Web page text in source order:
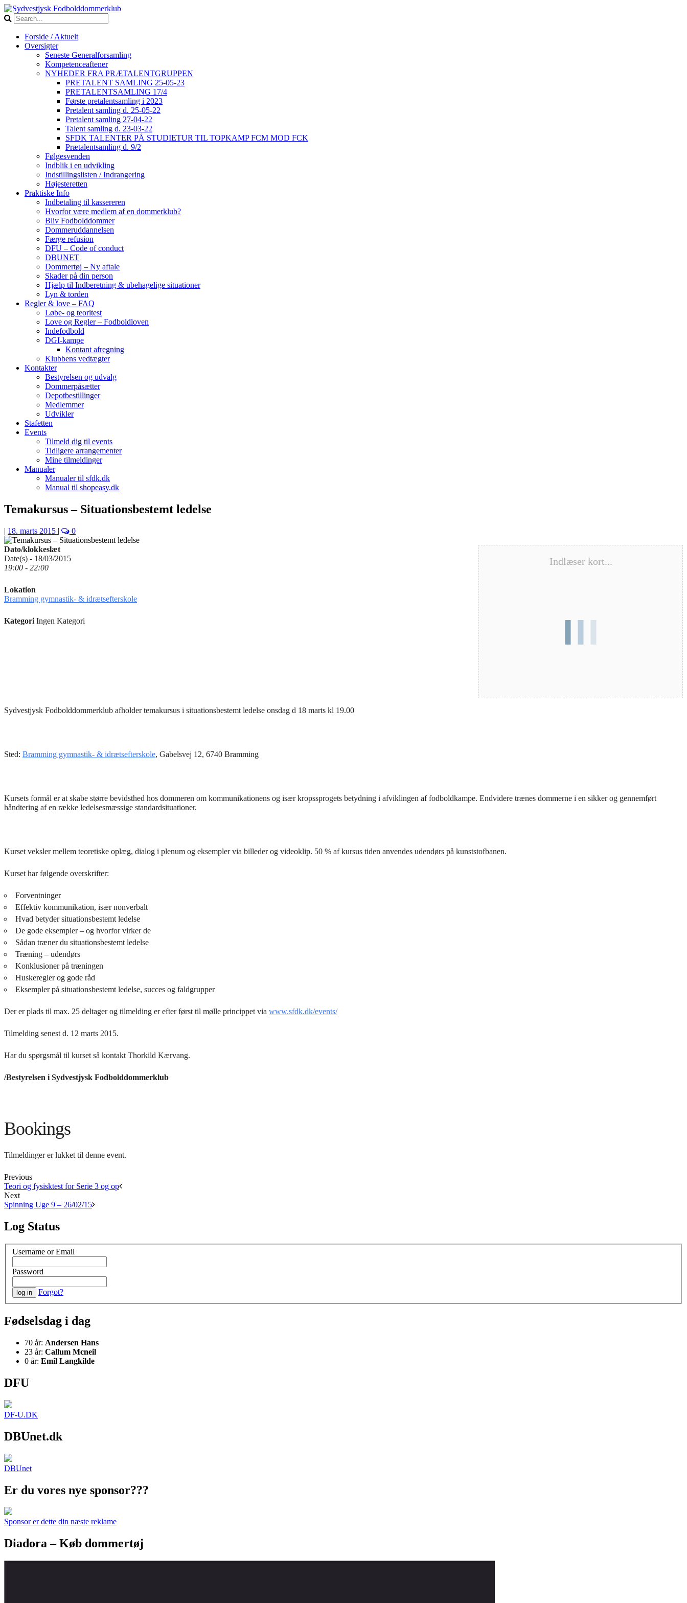
Forside / Aktuelt
Oversigter
Seneste Generalforsamling
Kompetenceaftener
NYHEDER FRA PRÆTALENTGRUPPEN
PRETALENT SAMLING 25-05-23
PRETALENTSAMLING 17/4
Første pretalentsamling i 2023
Pretalent samling d. 25-05-22
Pretalent samling 27-04-22
Talent samling d. 23-03-22
SFDK TALENTER PÅ STUDIETUR TIL TOPKAMP FCM MOD FCK
Prætalentsamling d. 9/2
Følgesvenden
Indblik i en udvikling
Indstillingslisten / Indrangering
Højesteretten
Praktiske Info
Indbetaling til kassereren
Hvorfor være medlem af en dommerklub?
Bliv Fodbolddommer
Dommeruddannelsen
Færge refusion
DFU – Code of conduct
DBUNET
Dommertøj – Ny aftale
Skader på din person
Hjælp til Indberetning & ubehagelige situationer
Lyn & torden
Regler & love – FAQ
Løbe- og teoritest
Love og Regler – Fodboldloven
Indefodbold
DGI-kampe
Kontant afregning
Klubbens vedtægter
Kontakter
Bestyrelsen og udvalg
Dommerpåsætter
Depotbestillinger
Medlemmer
Udvikler
Stafetten
Events
Tilmeld dig til events
Tidligere arrangementer
Mine tilmeldinger
Manualer
Manualer til sfdk.dk
Manual til shopeasy.dk
Temakursus – Situationsbestemt ledelse
| 18. marts 2015 | 0
Indlæser kort...
Dato/klokkeslæt
Date(s) - 18/03/2015
19:00 - 22:00
Lokation
Bramming gymnastik- & idrætsefterskole
Kategori Ingen Kategori
Sydvestjysk Fodbolddommerklub afholder temakursus i situationsbestemt ledelse onsdag d 18 marts kl 19.00
Sted: Bramming gymnastik- & idrætsefterskole, Gabelsvej 12, 6740 Bramming
Kursets formål er at skabe større bevidsthed hos dommeren om kommunikationens og især kropssprogets betydning i afviklingen af fodboldkampe. Endvidere trænes dommerne i en sikker og gennemført
håndtering af en række ledelsesmæssige standardsituationer.
Kurset veksler mellem teoretiske oplæg, dialog i plenum og eksempler via billeder og videoklip. 50 % af kursus tiden anvendes udendørs på kunststofbanen.
Kurset har følgende overskrifter:
Forventninger
Effektiv kommunikation, især nonverbalt
Hvad betyder situationsbestemt ledelse
De gode eksempler – og hvorfor virker de
Sådan træner du situationsbestemt ledelse
Træning – udendørs
Konklusioner på træningen
Huskeregler og gode råd
Eksempler på situationsbestemt ledelse, succes og faldgrupper
Der er plads til max. 25 deltager og tilmelding er efter først til mølle princippet via www.sfdk.dk/events/
Tilmelding senest d. 12 marts 2015.
Har du spørgsmål til kurset så kontakt Thorkild Kærvang.
/Bestyrelsen i Sydvestjysk Fodbolddommerklub
Bookings
Tilmeldinger er lukket til denne event.
Previous
Teori og fysisktest for Serie 3 og op
Next
Spinning Uge 9 – 26/02/15
Log Status
Username or Email
Password
Forgot?
Fødselsdag i dag
70 år: Andersen Hans
23 år: Callum Mcneil
0 år: Emil Langkilde
DFU
DF-U.DK
DBUnet.dk
DBUnet
Er du vores nye sponsor???
Sponsor er dette din næste reklame
Diadora – Køb dommertøj